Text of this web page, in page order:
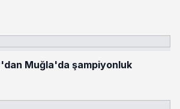
Muğla'da şampiyonluk